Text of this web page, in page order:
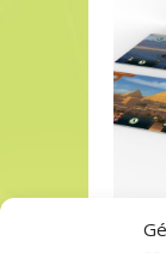
Les